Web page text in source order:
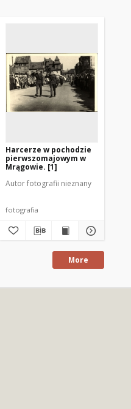
Harcerze w pochodzie
pierwszomajowym w
Mrągowie. [1]
Autor fotografii nieznany
fotografia
More